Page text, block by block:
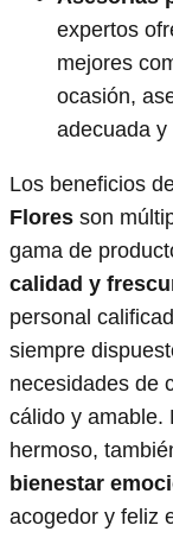
expertos
mejores
ocasión,
adecuada y
Los beneficios
Flores son
gama de
calidad y
personal
siempre
necesidades de
cálido y amable.
hermoso,
bienestar
acogedor y feliz